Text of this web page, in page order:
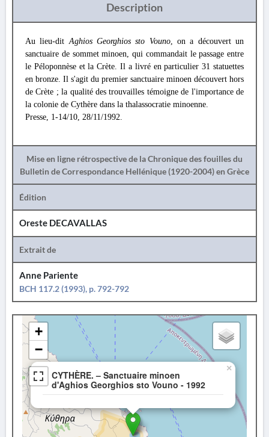
Description
Au lieu-ditAghios Georghios sto Vouno, on a découvert un
sanctuaire de sommet minoen, qui commandait le passage entre
le Péloponnèse et la Crète. Il a livré en particulier 31 statuettes
en bronze. Il s'agit du premier sanctuaire minoen découvert hors
de Crète ; la qualité des trouvailles témoigne de l'importance de
la colonie de Cythère dans la thalassocratie minoenne.
Presse, 1-14/10, 28/11/1992.
Mise en ligne rétrospective de la Chronique des fouilles du
Bulletin de Correspondance Hellénique (1920-2004) en Grèce
Édition
Oreste DECAVALLAS
Extrait de
Anne Pariente
BCH 117.2 (1993), p. 792-792
CYTHÈRE. – Sanctuaire minoen
d'Aghios Georghios sto Vouno - 1992
×
+
−